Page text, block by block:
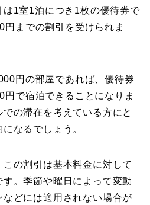
は1室1泊につき1枚の優待券で
までの割引を受けられま
円の部屋であれば、優待券
で宿泊できることになりま
の滞在を考えている方にと
なるでしょう。
の割引は基本料金に対して
。季節や曜日によって変動
どには適用されない場合が